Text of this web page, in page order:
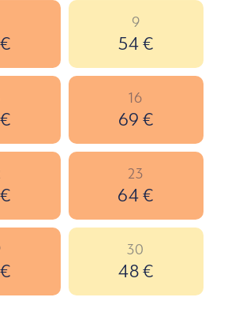
9
54 €
16
69 €
23
64 €
30
48 €